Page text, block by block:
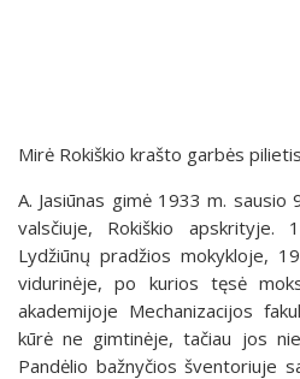
Mirė Rokiškio krašto garbės
A. Jasiūnas gimė 1933 m. sausio
valsčiuje, Rokiškio
Lydžiūnų pradžios mokykloje,
vidurinėje, po kurios tęsė
akademijoje Mechanizacijos
kūrė ne gimtinėje, tačiau jos
Pandėlio bažnyčios šventoriuje